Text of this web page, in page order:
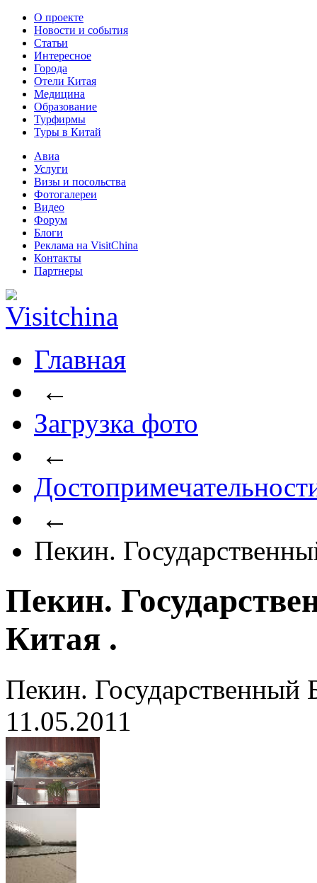
О проекте
Новости и события
Статьи
Интересное
Города
Отели Китая
Медицина
Образование
Турфирмы
Туры в Китай
Авиа
Услуги
Визы и посольства
Фотогалереи
Видео
Форум
Блоги
Реклама на VisitChina
Контакты
Партнеры
Главная
←
Загрузка фото
←
←
Пекин.
Пекин.
Китая .
Пекин. Государственный
11.05.2011